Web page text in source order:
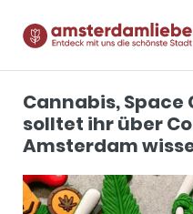
Cannabis, Space
solltet ihr über
Amsterdam